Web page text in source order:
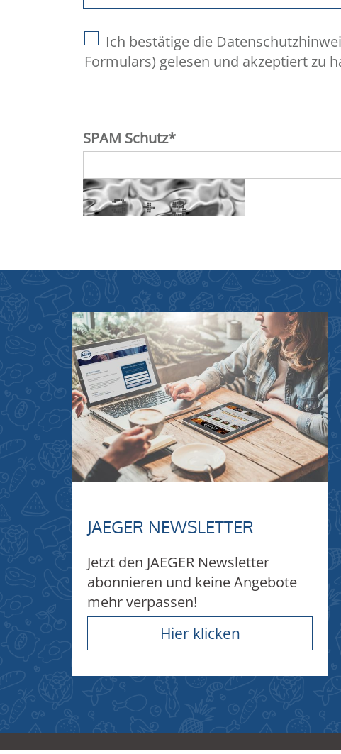
Ich bestätige die
Formulars) gelesen und akzeptiert zu
SPAM Schutz*
JAEGER NEWSLETTER
Jetzt den JAEGER Newsletter
abonnieren und keine Angebote
mehr verpassen!
Hier klicken